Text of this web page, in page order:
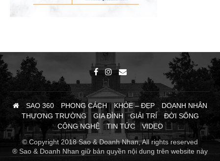
SAO 360 PHONG CÁCH KHỎE – ĐẸP
DOANH NHÂN
THƯƠNG TRƯỜNG
GIA ĐÌNH GIẢI TRÍ
ĐỜI SỐNG
CÔNG NGHỆ
TIN TỨC
VIDEO
© Copyright 2018 Sao & Doanh Nhan, All rights reserved
® Sao & Doanh Nhan giữ bản quyền nội dung trên website này